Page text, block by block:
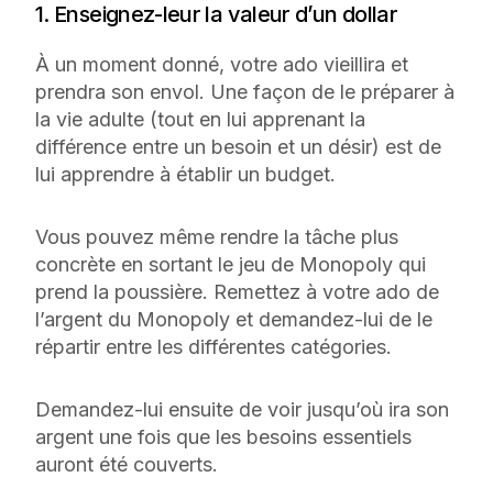
1. Enseignez-leur la valeur d’un dollar
À un moment donné, votre ado vieillira et
prendra son envol. Une façon de le préparer à
la vie adulte (tout en lui apprenant la
différence entre un besoin et un désir) est de
lui apprendre à établir un budget.
Vous pouvez même rendre la tâche plus
concrète en sortant le jeu de Monopoly qui
prend la poussière. Remettez à votre ado de
l’argent du Monopoly et demandez-lui de le
répartir entre les différentes catégories.
Demandez-lui ensuite de voir jusqu’où ira son
argent une fois que les besoins essentiels
auront été couverts.